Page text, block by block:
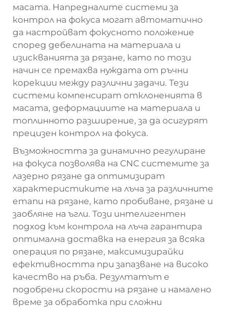
масата. Напредналите системи за
контрол на фокуса могат автоматично
да настройват фокусното положение
според дебелината на материала и
изискванията за рязане, като по този
начин се премахва нуждата от ръчни
корекции между различни задачи. Тези
системи компенсират отклоненията в
масата, деформациите на материала и
топлинното разширение, за да осигурят
прецизен контрол на фокуса.
Възможността за динамично регулиране
на фокуса позволява на CNC системите за
лазерно рязане да оптимизират
характеристиките на лъча за различните
етапи на рязане, като пробиване, рязане и
заобляне на ъгли. Този интелигентен
подход към контрола на лъча гарантира
оптимална доставка на енергия за всяка
операция по рязане, максимизирайки
ефективността при запазване на високо
качество на ръба. Резултатът е
подобрени скорости на рязане и намалено
време за обработка при сложни